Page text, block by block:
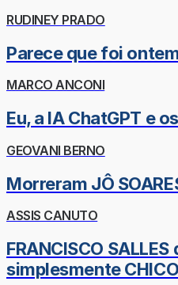
RUDINEY PRADO
Parece que foi
MARCO ANCONI
Eu, a IA ChatGPT e
GEOVANI BERNO
Morreram JÔ
ASSIS CANUTO
FRANCISCO
simplesmente